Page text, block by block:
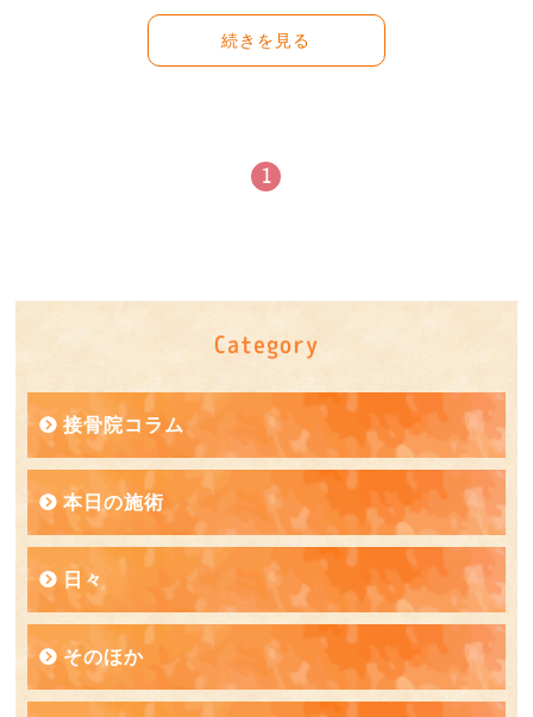
続きを見る
1
Category
接骨院コラム
本日の施術
日々
そのほか